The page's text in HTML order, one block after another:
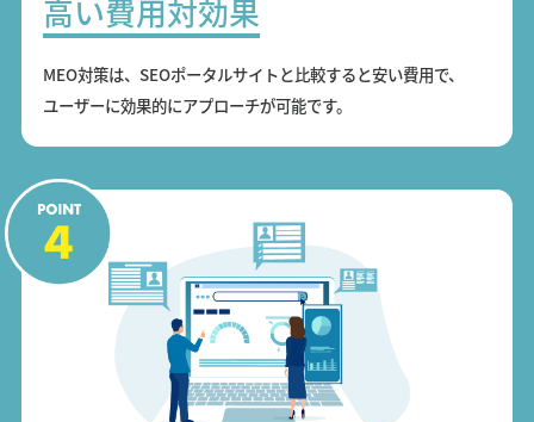
高い費用対効果
MEO対策は、SEOポータルサイトと比較すると安い費用で、
ユーザーに効果的にアプローチが可能です。